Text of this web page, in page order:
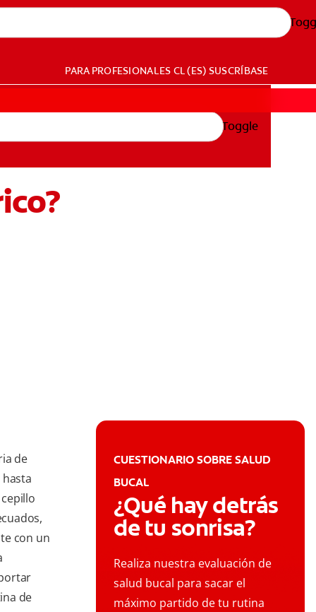
PARA PROFESIONALES CL (ES) SUSCRÍBASE
Toggle
de
con un
de
CUESTIONARIO SOBRE SALUD
BUCAL
¿Qué hay detrás
de tu sonrisa?
Realiza nuestra evaluación de
salud bucal para sacar el
máximo partido de tu rutina